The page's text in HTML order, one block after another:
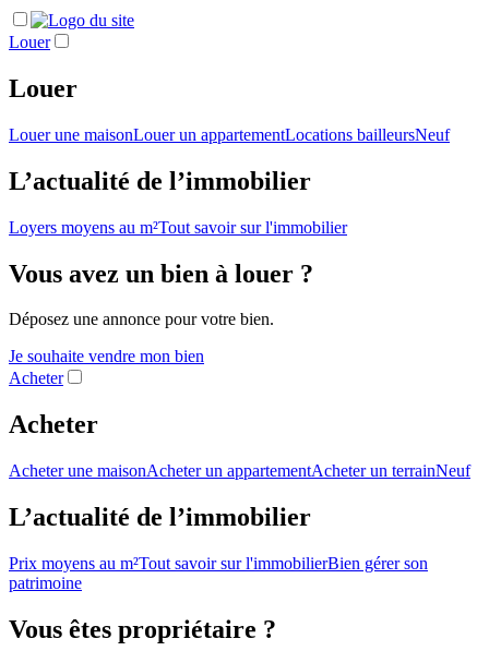
Louer
Louer
Louer une maisonLouer un appartementLocations bailleursNeuf
L’actualité de l’immobilier
Loyers moyens au m²Tout savoir sur l'immobilier
Vous avez un bien à louer ?
Déposez une annonce pour votre bien.
Je souhaite vendre mon bien
Acheter
Acheter
Acheter une maisonAcheter un appartementAcheter un terrainNeuf
L’actualité de l’immobilier
Prix moyens au m²Tout savoir sur l'immobilierBien gérer son
patrimoine
Vous êtes propriétaire ?